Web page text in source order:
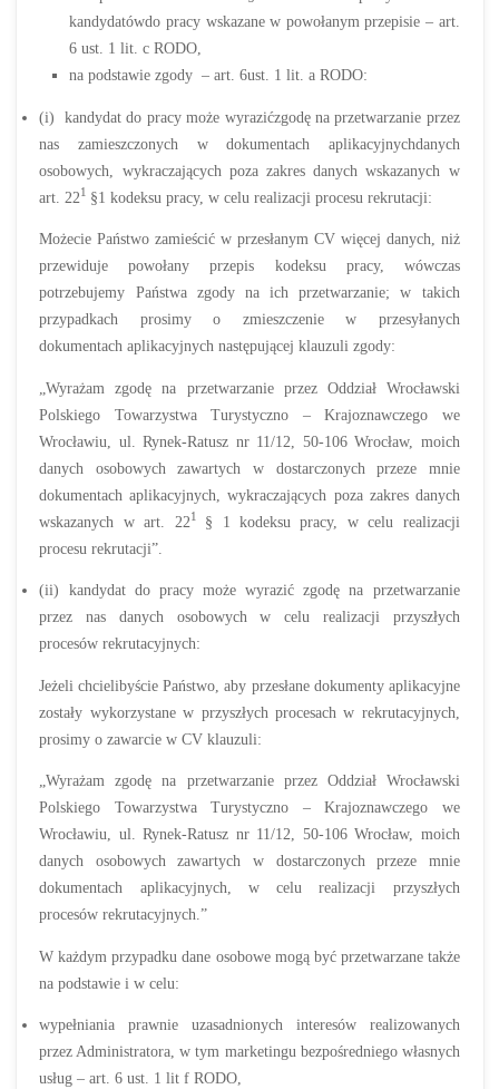
kandydatówdo pracy wskazane w powołanym przepisie – art.
6 ust. 1 lit. c RODO,
na podstawie zgody – art. 6ust. 1 lit. a RODO:
(i) kandydat do pracy może wyrazićzgodę na przetwarzanie przez
nas zamieszczonych w dokumentach aplikacyjnychdanych
osobowych, wykraczających poza zakres danych wskazanych w
art. 221 §1 kodeksu pracy, w celu realizacji procesu rekrutacji:
Możecie Państwo zamieścić w przesłanym CV więcej danych, niż
przewiduje powołany przepis kodeksu pracy, wówczas
potrzebujemy Państwa zgody na ich przetwarzanie; w takich
przypadkach prosimy o zmieszczenie w przesyłanych
dokumentach aplikacyjnych następującej klauzuli zgody:
„Wyrażam zgodę na przetwarzanie przez Oddział Wrocławski
Polskiego Towarzystwa Turystyczno – Krajoznawczego we
Wrocławiu, ul. Rynek-Ratusz nr 11/12, 50-106 Wrocław, moich
danych osobowych zawartych w dostarczonych przeze mnie
dokumentach aplikacyjnych, wykraczających poza zakres danych
wskazanych w art. 221 § 1 kodeksu pracy, w celu realizacji
procesu rekrutacji”.
(ii) kandydat do pracy może wyrazić zgodę na przetwarzanie
przez nas danych osobowych w celu realizacji przyszłych
procesów rekrutacyjnych:
Jeżeli chcielibyście Państwo, aby przesłane dokumenty aplikacyjne
zostały wykorzystane w przyszłych procesach w rekrutacyjnych,
prosimy o zawarcie w CV klauzuli:
„Wyrażam zgodę na przetwarzanie przez Oddział Wrocławski
Polskiego Towarzystwa Turystyczno – Krajoznawczego we
Wrocławiu, ul. Rynek-Ratusz nr 11/12, 50-106 Wrocław, moich
danych osobowych zawartych w dostarczonych przeze mnie
dokumentach aplikacyjnych, w celu realizacji przyszłych
procesów rekrutacyjnych.”
W każdym przypadku dane osobowe mogą być przetwarzane także
na podstawie i w celu:
wypełniania prawnie uzasadnionych interesów realizowanych
przez Administratora, w tym marketingu bezpośredniego własnych
usług – art. 6 ust. 1 lit f RODO,